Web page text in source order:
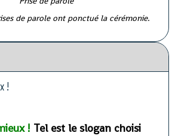
de parole ont ponctué la cérémonie.
!
! Tel est le slogan choisi